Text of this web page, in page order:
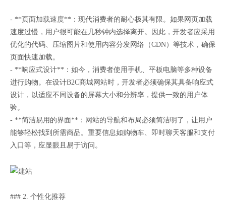
- **页面加载速度**：现代消费者的耐心极其有限。如果网页加载
速度过慢，用户很可能在几秒钟内选择离开。因此，开发者应采用
优化的代码、压缩图片和使用内容分发网络（CDN）等技术，确保
页面快速加载。
- **响应式设计**：如今，消费者使用手机、平板电脑等多种设备
进行购物。在设计B2C商城网站时，开发者必须确保其具备响应式
设计，以适应不同设备的屏幕大小和分辨率，提供一致的用户体
验。
- **简洁易用的界面**：网站的导航和布局必须简洁明了，让用户
能够轻松找到所需商品。重要信息如购物车、即时聊天客服和支付
入口等，应显眼且易于访问。
### 2. 个性化推荐